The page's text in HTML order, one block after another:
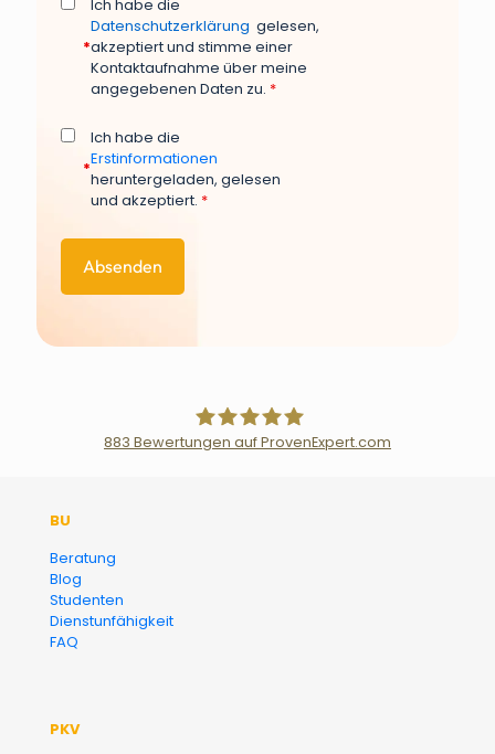
*
Ich habe die
Datenschutzerklärung gelesen,
akzeptiert und stimme einer
Kontaktaufnahme über meine
angegebenen Daten zu. *
*
Ich habe die
Erstinformationen
heruntergeladen, gelesen
und akzeptiert. *
883 Bewertungen auf ProvenExpert.com
BU
Beratung
Blog
Studenten
Dienstunfähigkeit
FAQ
PKV